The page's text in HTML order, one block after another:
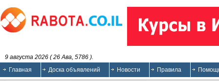
9 августа 2026 ( 26 Ава, 5786 ).
Главная
Доска объявлений Новости Правила